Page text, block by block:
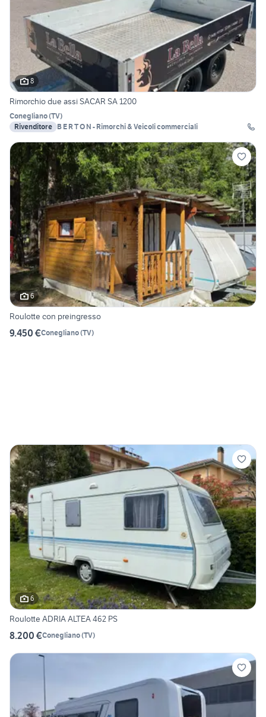
8
Rimorchio due assi SACAR SA 1200
Conegliano(TV)
Rivenditore B E R T O N - Rimorchi & Veicoli commerciali
6
Roulotte con preingresso
9.450 €Conegliano(TV)
6
Roulotte ADRIA ALTEA 462 PS
8.200 €Conegliano(TV)